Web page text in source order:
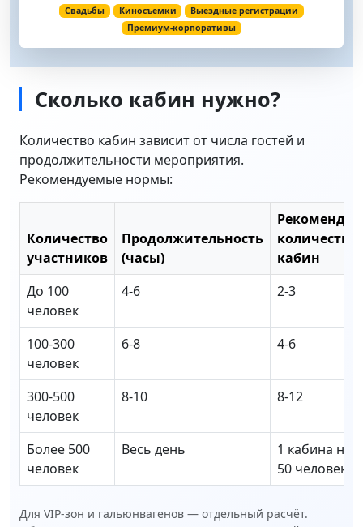
Свадьбы Киносъемки
Выездные регистрации
Премиум-корпоративы
Сколько кабин нужно?
Количество кабин зависит от числа гостей и
продолжительности мероприятия.
Рекомендуемые нормы:
Количество
участников
Продолжительность
(часы)
количество
кабин
До 100
человек
4-6 2-3
100-300
человек
6-8 4-6
300-500
человек
8-10 8-12
Более 500
человек
Весь день
1 кабина на
50 человек
Для VIP-зон и гальюнвагенов — отдельный расчёт.